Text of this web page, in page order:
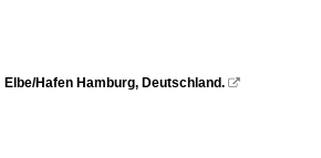
Hafen Hamburg, Deutschland. 